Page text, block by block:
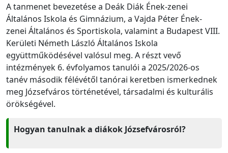
A tanmenet bevezetése a Deák Diák Ének-zenei
Általános Iskola és Gimnázium, a Vajda Péter Ének-
zenei Általános és Sportiskola, valamint a Budapest VIII.
Kerületi Németh László Általános Iskola
együttműködésével valósul meg. A részt vevő
intézmények 6. évfolyamos tanulói a 2025/2026-os
tanév második félévétől tanórai keretben ismerkednek
meg Józsefváros történetével, társadalmi és kulturális
örökségével.
Hogyan tanulnak a diákok Józsefvárosról?